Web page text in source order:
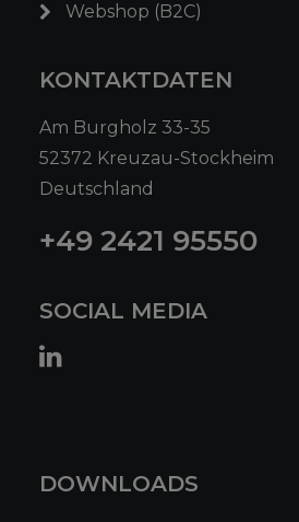
Webshop (B2C)
KONTAKTDATEN
Am Burgholz 33-35
52372 Kreuzau-Stockheim
Deutschland
+49 2421 95550
SOCIAL MEDIA
DOWNLOADS